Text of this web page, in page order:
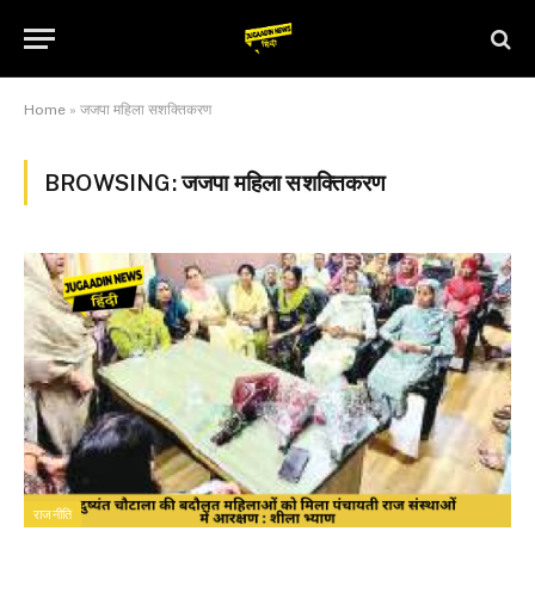
Home » जजपा महिला सशक्तिकरण
BROWSING:जजपा महिला सशक्तिकरण
राजनीति